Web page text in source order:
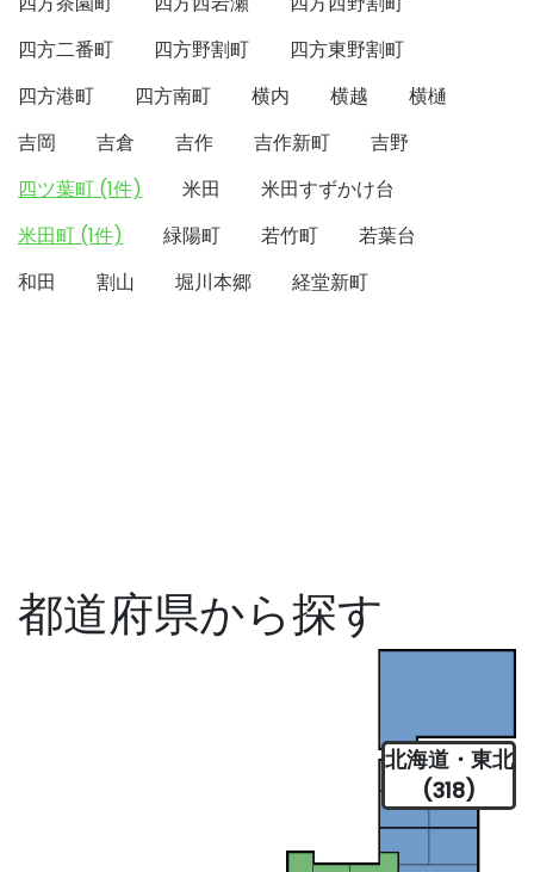
四方二番町
四方野割町
四方東野割町
四方港町
四方南町 横内 横越
横樋
吉岡
吉倉 吉作 吉作新町
吉野
四ツ葉町 (1件)
米田
米田すずかけ台
米田町 (1件)
緑陽町 若竹町
若葉台
和田
割山 堀川本郷 経堂新町
都道府県から探す
北海道・東北
(318)